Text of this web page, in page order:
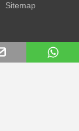
Sitemap